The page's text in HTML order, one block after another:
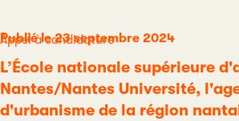
Publié le 23 septembre 2024
Catégorie
Appel à candidature
L’École nationale supérieure
Nantes/Nantes Université,
d'urbanisme de la région